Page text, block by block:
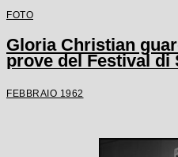
FOTO
Gloria Christian
prove del Festival di
FEBBRAIO 1962